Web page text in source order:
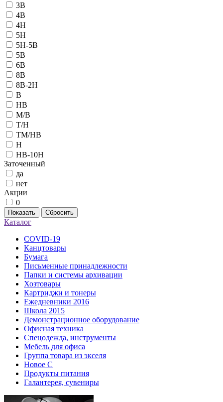
3В
4B
4H
5H
5H-5B
5В
6B
8B
8В-2Н
B
HB
M/B
T/H
TM/HB
Н
НВ-10Н
Заточенный
да
нет
Акции
0
Показать Сбросить
Каталог
COVID-19
Канцтовары
Бумага
Письменные принадлежности
Папки и системы архивации
Хозтовары
Картриджи и тонеры
Ежедневники 2016
Школа 2015
Демонстрационное оборудование
Офисная техника
Спецодежда, инструменты
Мебель для офиса
Группа товара из экселя
Новое С
Продукты питания
Галантерея, сувениры